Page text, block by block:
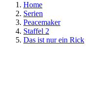
Home
Serien
Peacemaker
Staffel 2
Das ist nur ein Rick